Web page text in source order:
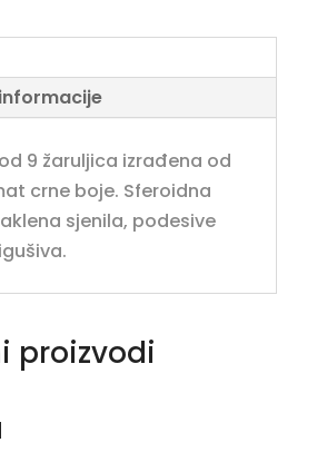
9 žaruljica izrađena od
crne boje. Sferoidna
sjenila, podesive
proizvodi